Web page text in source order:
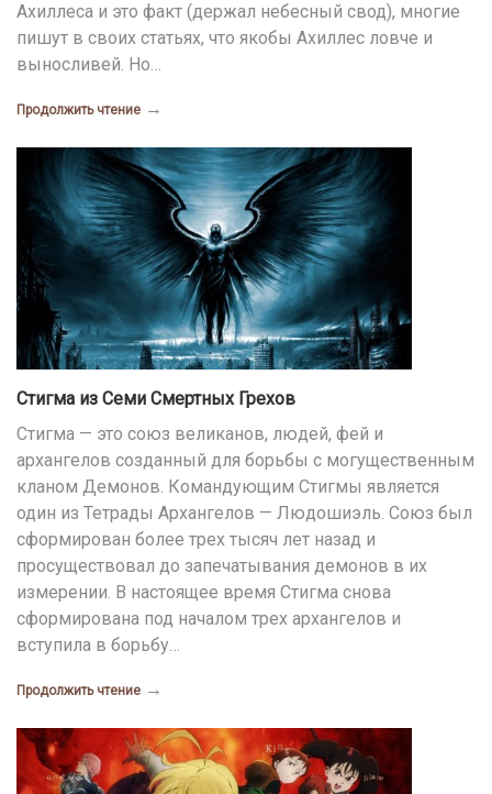
Ахиллеса и это факт (держал небесный свод), многие
пишут в своих статьях, что якобы Ахиллес ловче и
выносливей. Но…
Продолжить чтение →
Стигма из Семи Смертных Грехов
Стигма — это союз великанов, людей, фей и
архангелов созданный для борьбы с могущественным
кланом Демонов. Командующим Стигмы является
один из Тетрады Архангелов — Людошиэль. Союз был
сформирован более трех тысяч лет назад и
просуществовал до запечатывания демонов в их
измерении. В настоящее время Стигма снова
сформирована под началом трех архангелов и
вступила в борьбу…
Продолжить чтение →